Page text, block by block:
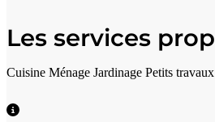
Les services
Cuisine Ménage Jardinage Petits